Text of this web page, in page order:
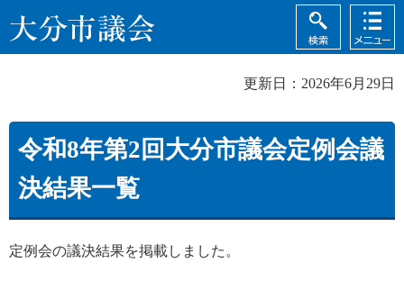
大分市議会
検索
メニュ
ー
更新日：2026年6月29日
令和8年第2回大分市議会定例会議
決結果一覧
定例会の議決結果を掲載しました。